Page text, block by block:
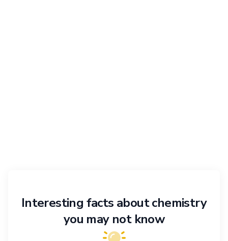
Interesting facts about chemistry
you may not know